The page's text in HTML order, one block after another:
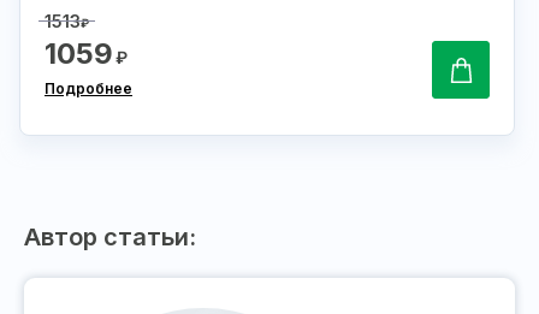
1513₽
1059₽
Подробнее
Автор статьи: